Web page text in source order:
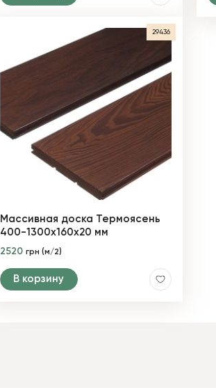
29436
Массивная доска Термоясень
400-1300х160х20 мм
2520 грн (м/2)
В корзину